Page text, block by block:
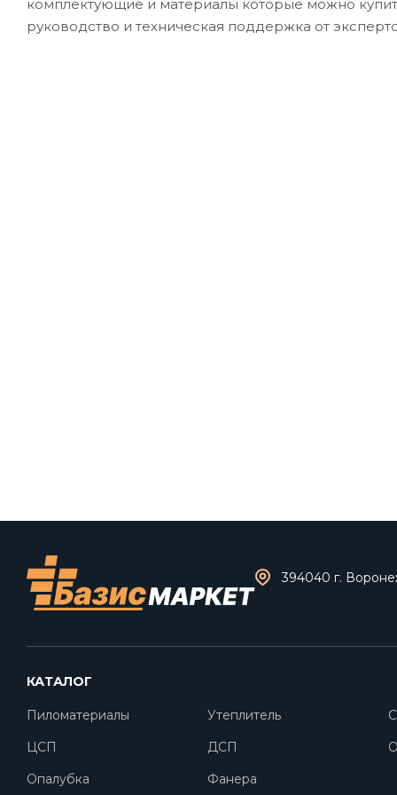
комплектующие и материалы которые можно
руководство и техническая поддержка от
394040 г.
КАТАЛОГ
Пиломатериалы Утеплитель
ЦСП
ДСП
Опалубка
Фанера